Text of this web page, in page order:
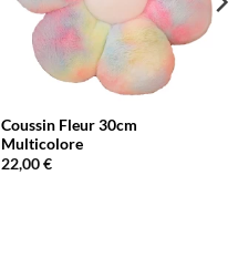
Coussin Fleur 30cm
Multicolore
22,00€